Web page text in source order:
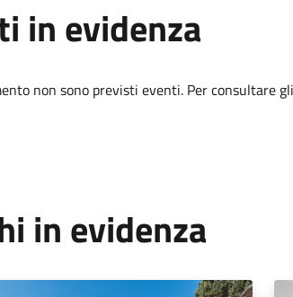
in evidenza
non sono previsti eventi. Per consultare
in evidenza